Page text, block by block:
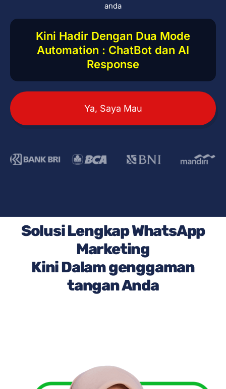
anda
Kini Hadir Dengan Dua Mode
Automation : ChatBot dan AI
Response
Ya, Saya Mau
Solusi Lengkap WhatsApp
Marketing
Kini Dalam genggaman
tangan Anda